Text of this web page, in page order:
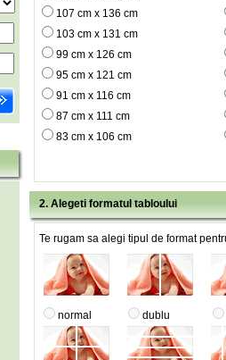
107 cm x 136 cm
103 cm x 131 cm
99 cm x 126 cm
95 cm x 121 cm
91 cm x 116 cm
87 cm x 111 cm
83 cm x 106 cm
2. Alegeti formatul tabloului
Te rugam sa alegi tipul de format
normal dublu